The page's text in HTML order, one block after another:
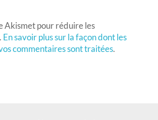
Akismet pour réduire les
En savoir plus sur la façon dont les
commentaires sont traitées.